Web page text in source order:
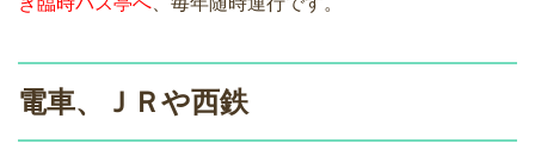
電車、ＪＲや西鉄